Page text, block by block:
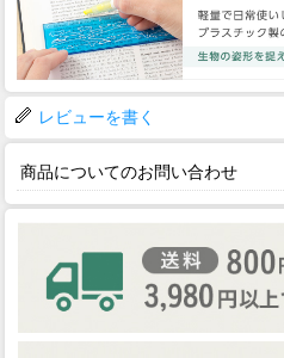
レビューを書く
商品についてのお問い合わせ